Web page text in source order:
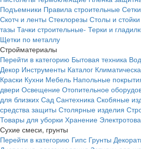
Подъемники Правила строительные
Скотч и ленты Стеклорезы Столы и стойки
тазы Тачки строительные- Терки и
Щетки по металлу
Стройматериалы
Перейти в категорию Бытовая техника
Декор Инструменты Каталог
Краски Кухни Мебель Напольные
двери Освещение Отопительное
для близких Сад Сантехника Скобяные
средства защиты Столярные изделия
Товары для уборки Хранение
Сухие смеси, грунты
Перейти в категорию Гипс Грунты